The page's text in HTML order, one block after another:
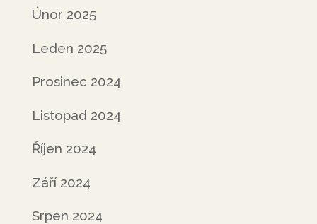
Únor 2025
Leden 2025
Prosinec 2024
Listopad 2024
Říjen 2024
Září 2024
Srpen 2024